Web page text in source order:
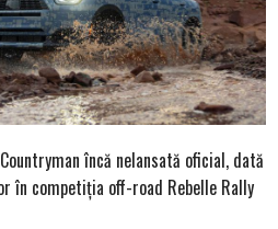
încă nelansată oficial, dată
în competiția off-road Rebelle Rally